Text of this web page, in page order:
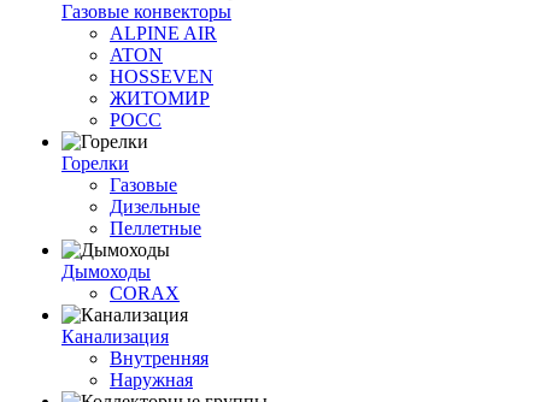
Газовые конвекторы
ALPINE AIR
ATON
HOSSEVEN
ЖИТОМИР
РОСС
Горелки
Газовые
Дизельные
Пеллетные
Дымоходы
CORAX
Канализация
Внутренняя
Наружная